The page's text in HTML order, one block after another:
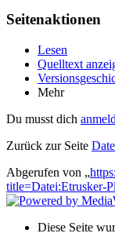
Seitenaktionen
Lesen
Quelltext
Mehr
Du musst dich
Zurück zur Seite
Abgerufen von „
title=Datei:Etrusker-
Diese Seite